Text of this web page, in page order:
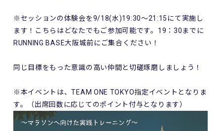
※セッションの体験会を9/18(水)19:30～21:15にて実施し
ます！こちらはどなたでもご参加可能です。19：30までに
RUNNING BASE大阪城前にご集合ください！
同じ目標をもった意識の高い仲間と切磋琢磨しましょう！
※本イベントは、TEAM ONE TOKYO指定イベントとなりま
す。（出席回数に応じてのポイント付与となります）